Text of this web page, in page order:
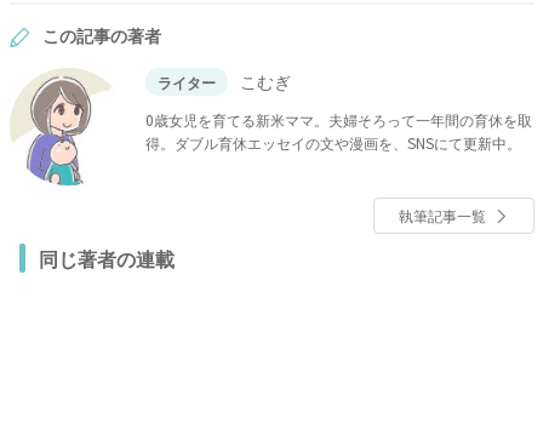
この記事の著者
ライター こむぎ
0歳女児を育てる新米ママ。夫婦そろって一年間の育休を取
得。ダブル育休エッセイの文や漫画を、SNSにて更新中。
執筆記事一覧
同じ著者の連載